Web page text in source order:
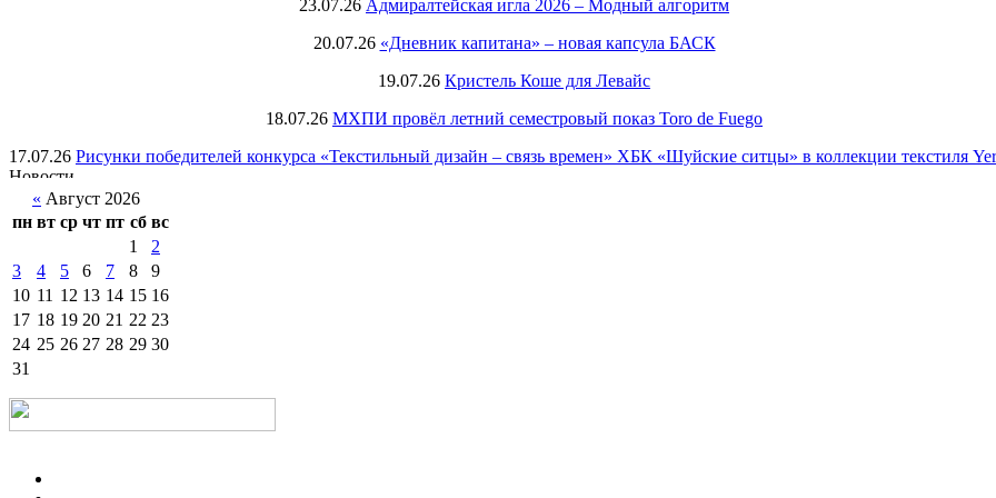
23.07.26 Адмиралтейская игла 2026 – Модный алгоритм
20.07.26 «Дневник капитана» – новая капсула БАСК
19.07.26 Кристель Коше для Левайс
18.07.26 МХПИ провёл летний семестровый показ Toro de Fuego
17.07.26 Рисунки победителей конкурса «Текстильный дизайн – связь времен» ХБК «Шуйские ситцы» в коллекции текстиля
« Август 2026
пн вт ср чт пт сб вс
1
2
3
4 5 6 7 8
9
10 11 12 13 14 15 16
17 18 19 20 21 22 23
24 25 26 27 28 29 30
31